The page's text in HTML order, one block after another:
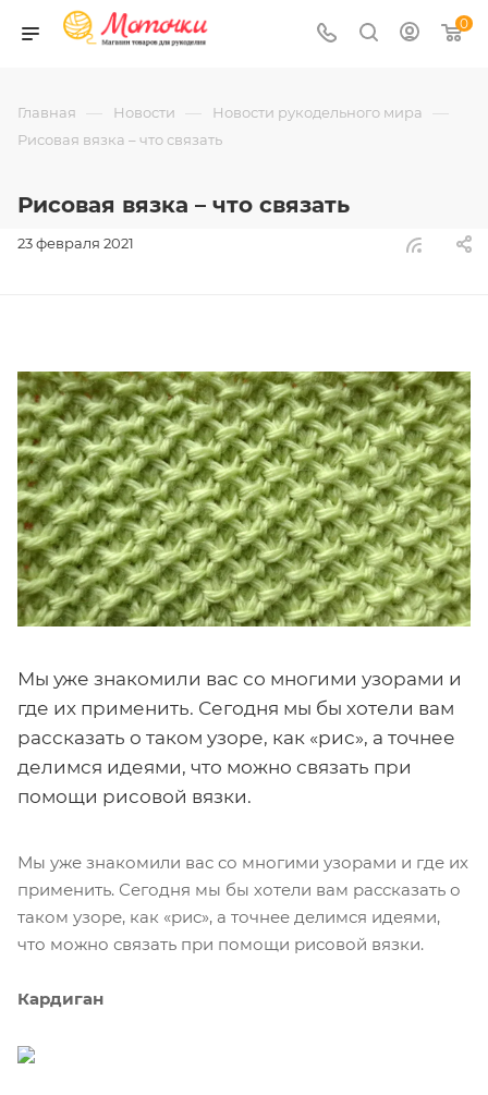
0
Главная — Новости — Новости рукодельного мира —
Рисовая вязка – что связать
Рисовая вязка – что связать
23 февраля 2021
Мы уже знакомили вас со многими узорами и
где их применить. Сегодня мы бы хотели вам
рассказать о таком узоре, как «рис», а точнее
делимся идеями, что можно связать при
помощи рисовой вязки.
Мы уже знакомили вас со многими узорами и где их
применить. Сегодня мы бы хотели вам рассказать о
таком узоре, как «рис», а точнее делимся идеями,
что можно связать при помощи рисовой вязки.
Кардиган